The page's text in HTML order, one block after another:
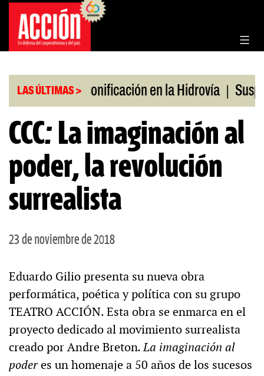
Saltar
contenido
LAS ÚLTIMAS >
en julio | Bonificación en la Hidrovía |
CCC: La imaginación al
poder, la revolución
surrealista
23 de noviembre de 2018
Eduardo Gilio presenta su nueva obra
performática, poética y política con su grupo
TEATRO ACCIÓN. Esta obra se enmarca en el
proyecto dedicado al movimiento surrealista
creado por Andre Breton. La imaginación al
poderes un homenaje a 50 años de los sucesos